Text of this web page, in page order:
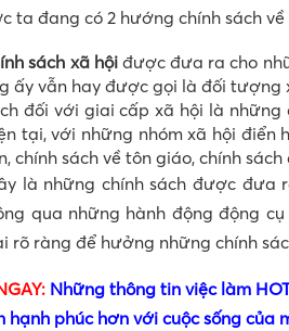
ta đang có 2 hướng chính sách về
sách xã hộiđược đưa ra cho
ấy vẫn hay được gọi là đối tượng
đối với giai cấp xã hội là
tại, với những nhóm xã hội
chính sách về tôn giáo, chính sách
là những chính sách được
qua những hành động động
rõ ràng để hưởng những chính
Những thông tin việc làm
hạnh phúc hơn với cuộc sống của